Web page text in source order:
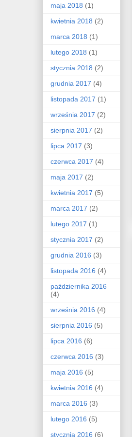
maja 2018 (1)
kwietnia 2018 (2)
marca 2018 (1)
lutego 2018 (1)
stycznia 2018 (2)
grudnia 2017 (4)
listopada 2017 (1)
września 2017 (2)
sierpnia 2017 (2)
lipca 2017 (3)
czerwca 2017 (4)
maja 2017 (2)
kwietnia 2017 (5)
marca 2017 (2)
lutego 2017 (1)
stycznia 2017 (2)
grudnia 2016 (3)
listopada 2016 (4)
października 2016
(4)
września 2016 (4)
sierpnia 2016 (5)
lipca 2016 (6)
czerwca 2016 (3)
maja 2016 (5)
kwietnia 2016 (4)
marca 2016 (3)
lutego 2016 (5)
stycznia 2016 (6)